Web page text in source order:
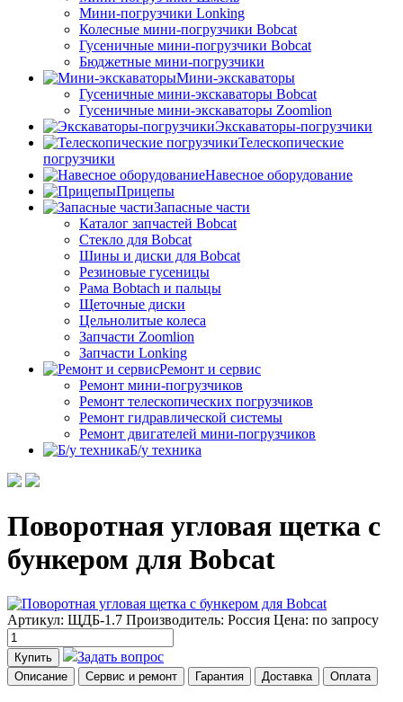
Мини-погрузчики Lonking
Колесные мини-погрузчики Bobcat
Гусеничные мини-погрузчики Bobcat
Бюджетные мини-погрузчики
Мини-экскаваторы
Гусеничные мини-экскаваторы Bobcat
Гусеничные мини-экскаваторы Zoomlion
Экскаваторы-погрузчики
Телескопические
погрузчики
Навесное оборудование
Прицепы
Запасные части
Каталог запчастей Bobcat
Стекло для Bobcat
Шины и диски для Bobcat
Резиновые гусеницы
Рама Bobtach и пальцы
Щеточные диски
Цельнолитые колеса
Запчасти Zoomlion
Запчасти Lonking
Ремонт и сервис
Ремонт мини-погрузчиков
Ремонт телескопических погрузчиков
Ремонт гидравлической системы
Ремонт двигателей мини-погрузчиков
Б/у техника
Поворотная угловая щетка с
бункером для Bobcat
Артикул: ЩДБ-1.7 Производитель: Россия Цена: по запросу
Купить Задать вопрос
Описание Сервис и ремонт Гарантия Доставка Оплата